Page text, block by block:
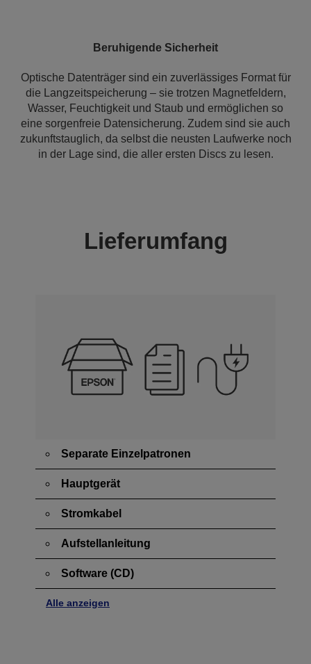
Beruhigende Sicherheit
Optische Datenträger sind ein zuverlässiges Format für
die Langzeitspeicherung – sie trotzen Magnetfeldern,
Wasser, Feuchtigkeit und Staub und ermöglichen so
eine sorgenfreie Datensicherung. Zudem sind sie auch
zukunftstauglich, da selbst die neusten Laufwerke noch
in der Lage sind, die aller ersten Discs zu lesen.
Lieferumfang
Separate Einzelpatronen
Hauptgerät
Stromkabel
Aufstellanleitung
Software (CD)
Alle anzeigen